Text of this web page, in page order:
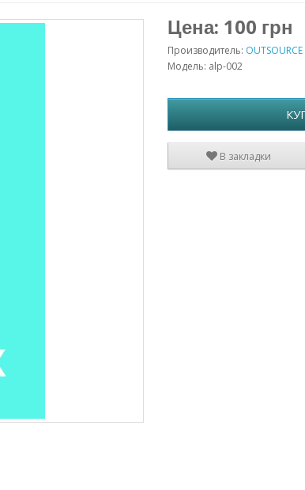
Цена: 100 грн
Производитель: OUTSOURCE
Модель: alp-002
В закладки